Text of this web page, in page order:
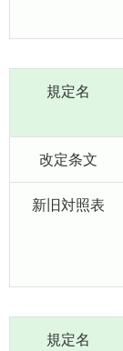
規定名
改定条文
新旧対照表
規定名